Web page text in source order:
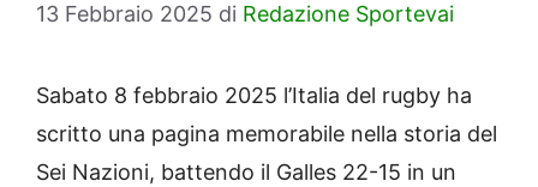
13 Febbraio 2025 di Redazione Sportevai
Sabato 8 febbraio 2025 l’Italia del rugby ha
scritto una pagina memorabile nella storia del
Sei Nazioni, battendo il Galles 22-15 in un